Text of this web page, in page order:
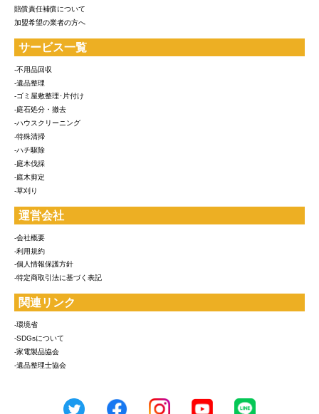
賠償責任補償について
加盟希望の業者の方へ
サービス一覧
-不用品回収
-遺品整理
-ゴミ屋敷整理･片付け
-庭石処分・撤去
-ハウスクリーニング
-特殊清掃
-ハチ駆除
-庭木伐採
-庭木剪定
-草刈り
運営会社
-会社概要
-利用規約
-個人情報保護方針
-特定商取引法に基づく表記
関連リンク
-環境省
-SDGsについて
-家電製品協会
-遺品整理士協会